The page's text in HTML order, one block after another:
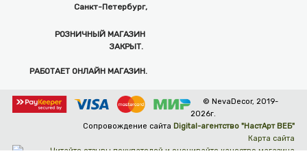
Санкт-Петербург,
РОЗНИЧНЫЙ МАГАЗИН
ЗАКРЫТ.
РАБОТАЕТ ОНЛАЙН МАГАЗИН.
© NevaDecor, 2019-
2026г.
Сопровождение сайта Digital-агентство "НастАрт ВЕБ"
Карта сайта